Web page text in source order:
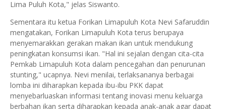
Lima Puluh Kota," jelas Siswanto.
Sementara itu ketua Forikan Limapuluh Kota Nevi Safaruddin
mengatakan, Forikan Limapuluh Kota terus berupaya
menyemarakkan gerakan makan ikan untuk mendukung
peningkatan konsumsi ikan. "Hal ini sejalan dengan cita-cita
Pemkab Limapuluh Kota dalam pencegahan dan penurunan
stunting," ucapnya. Nevi menilai, terlaksananya berbagai
lomba ini diharapkan kepada ibu-ibu PKK dapat
menyebarluaskan informasi tentang inovasi menu keluarga
berbahan ikan serta diharapkan kepada anak-anak agar dapat